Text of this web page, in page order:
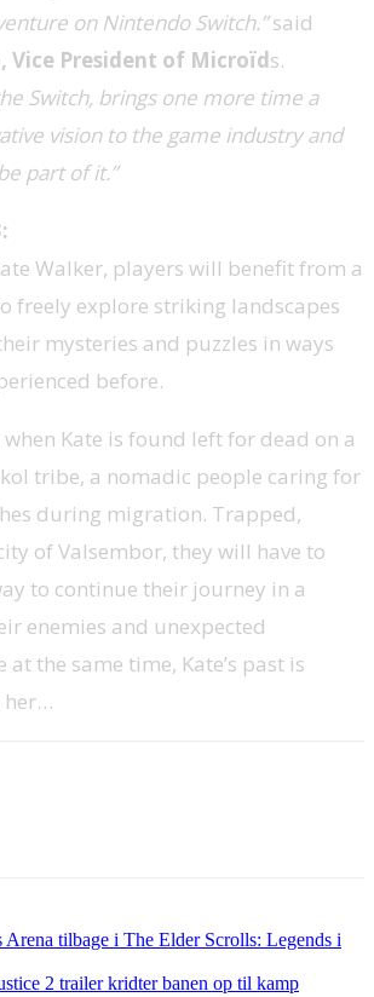
on Nintendo Switch.”said
Vice President of Microïds.
Switch, brings one more time a
vision to the game industry and
part of it.”
Walker, players will benefit from a
freely explore striking landscapes
mysteries and puzzles in ways
before.
Kate is found left for dead on a
tribe, a nomadic people caring for
during migration. Trapped,
of Valsembor, they will have to
to continue their journey in a
enemies and unexpected
at the same time, Kate’s past is
her…
Arena tilbage i The Elder Scrolls: Legends i
2 trailer kridter banen op til kamp